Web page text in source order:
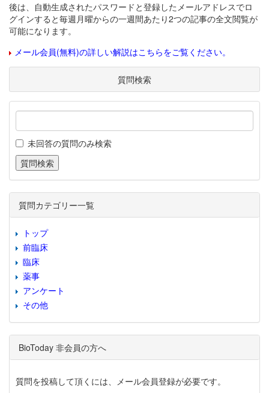
後は、自動生成されたパスワードと登録したメールアドレスでロ
グインすると毎週月曜からの一週間あたり2つの記事の全文閲覧が
可能になります。
メール会員(無料)の詳しい解説はこちらをご覧ください。
質問検索
未回答の質問のみ検索
質問カテゴリー一覧
トップ
前臨床
臨床
薬事
アンケート
その他
BioToday 非会員の方へ
質問を投稿して頂くには、メール会員登録が必要です。